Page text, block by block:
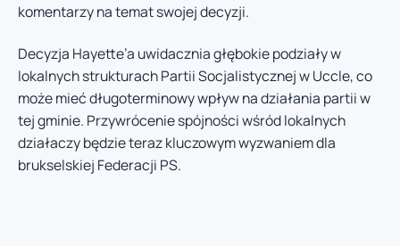
komentarzy na temat swojej decyzji.
Decyzja Hayette’a uwidacznia głębokie podziały w
lokalnych strukturach Partii Socjalistycznej w Uccle, co
może mieć długoterminowy wpływ na działania partii w
tej gminie. Przywrócenie spójności wśród lokalnych
działaczy będzie teraz kluczowym wyzwaniem dla
brukselskiej Federacji PS.